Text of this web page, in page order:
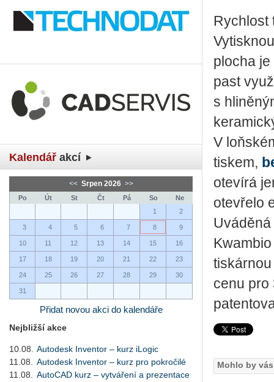
Kalendář akcí
<< Srpen 2026 >>
Po Út St Čt Pá So
Ne
1
2
3 4 5 6 7 8 9
10 11 12 13 14 15 16
17 18 19 20 21 22 23
24 25 26 27 28 29 30
31
Přidat novou akci do kalendáře
Nejbližší akce
10.08.
Autodesk Inventor – kurz iLogic
11.08.
Autodesk Inventor – kurz pro pokročilé
11.08.
AutoCAD kurz – vytváření a prezentace
Rychlost
plocha
past
s
V
tiskem,
otevírá
otevřelo
cenu pro
Mohlo by